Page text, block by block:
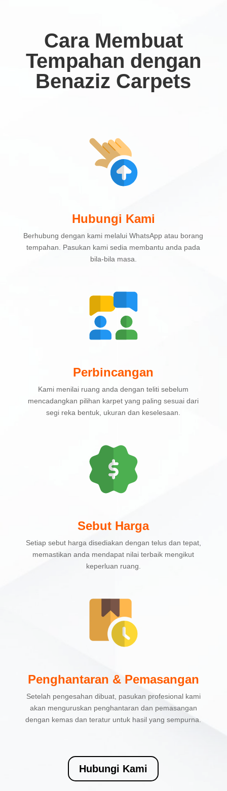
Cara Membuat
Tempahan dengan
Benaziz Carpets
Hubungi Kami
Berhubung dengan kami melalui WhatsApp atau borang
tempahan. Pasukan kami sedia membantu anda pada
bila-bila masa.
Perbincangan
Kami menilai ruang anda dengan teliti sebelum
mencadangkan pilihan karpet yang paling sesuai dari
segi reka bentuk, ukuran dan keselesaan.
Sebut Harga
Setiap sebut harga disediakan dengan telus dan tepat,
memastikan anda mendapat nilai terbaik mengikut
keperluan ruang.
Penghantaran & Pemasangan
Setelah pengesahan dibuat, pasukan profesional kami
akan menguruskan penghantaran dan pemasangan
dengan kemas dan teratur untuk hasil yang sempurna.
Hubungi Kami